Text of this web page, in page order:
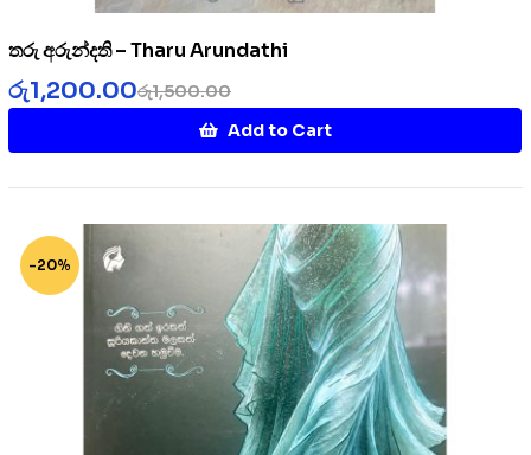
තරු අරුන්දති – Tharu Arundathi
රු1,500.00
රු1,200.00
Add to Cart
-20%